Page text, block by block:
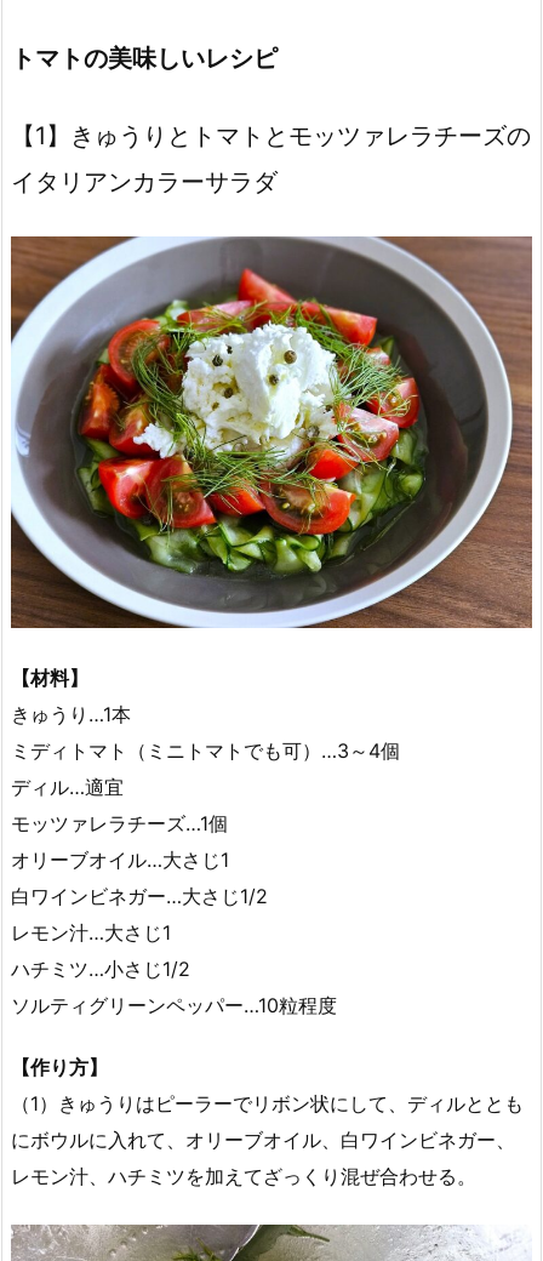
トマトの美味しいレシピ
【1】きゅうりとトマトとモッツァレラチーズの
イタリアンカラーサラダ
【材料】
きゅうり…1本
ミディトマト（ミニトマトでも可）…3～4個
ディル…適宜
モッツァレラチーズ…1個
オリーブオイル…大さじ1
白ワインビネガー…大さじ1/2
レモン汁…大さじ1
ハチミツ…小さじ1/2
ソルティグリーンペッパー…10粒程度
【作り方】
（1）きゅうりはピーラーでリボン状にして、ディルととも
にボウルに入れて、オリーブオイル、白ワインビネガー、
レモン汁、ハチミツを加えてざっくり混ぜ合わせる。